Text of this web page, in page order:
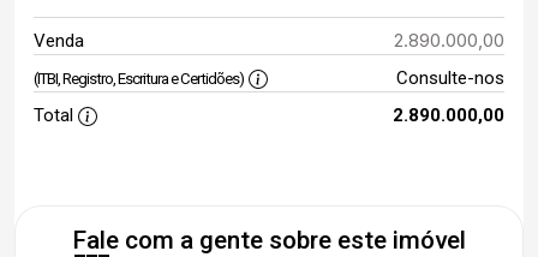
Venda 2.890.000,00
(ITBI, Registro, Escritura e Certidões)
Consulte-nos
Total
2.890.000,00
Fale com a gente sobre este imóvel